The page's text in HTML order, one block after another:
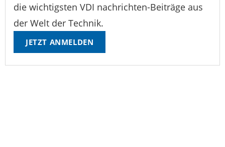
die wichtigsten VDI nachrichten-Beiträge aus
der Welt der Technik.
JETZT ANMELDEN